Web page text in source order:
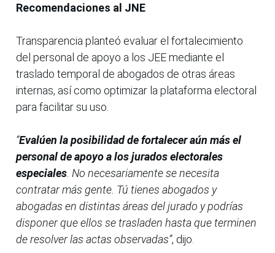
Recomendaciones al JNE
Transparencia planteó evaluar el fortalecimiento
del personal de apoyo a los JEE mediante el
traslado temporal de abogados de otras áreas
internas, así como optimizar la plataforma electoral
para facilitar su uso.
“Evalúen la posibilidad de fortalecer aún más el
personal de apoyo a los jurados electorales
especiales . No necesariamente se necesita
contratar más gente. Tú tienes abogados y
abogadas en distintas áreas del jurado y podrías
disponer que ellos se trasladen hasta que terminen
de resolver las actas observadas”, dijo.